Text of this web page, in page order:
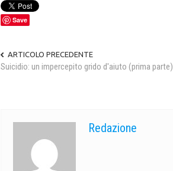
Save
ARTICOLO PRECEDENTE
Suicidio: un impercepito grido d'aiuto (prima parte)
Redazione